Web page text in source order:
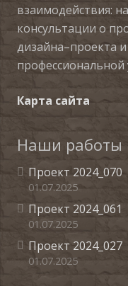
взаимодействия:
консультации о
дизайна–проекта
профессиональной
Карта сайта
Наши работы
Проект 2024_070
01.07.2025
Проект 2024_061
01.07.2025
Проект 2024_027
01.07.2025